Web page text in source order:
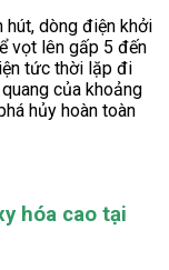
dòng điện khởi
vọt lên gấp 5 đến
tức thời lặp đi
của khoảng
hủy hoàn toàn
hóa cao tại